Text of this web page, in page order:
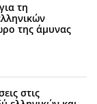
τη
της άμυνας
στις